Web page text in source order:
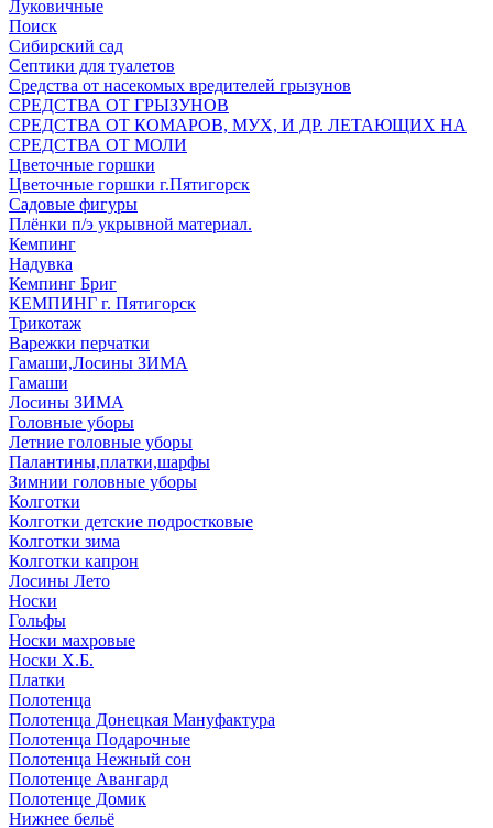
Луковичные
Поиск
Сибирский сад
Септики для туалетов
Средства от насекомых вредителей грызунов
СPEДСТВА ОТ ГРЫЗУНОВ
СРЕДСТВА ОТ КОМАРОВ, МУХ, И ДР. ЛЕТАЮЩИХ НА
СРЕДСТВА ОТ МОЛИ
Цветочные горшки
Цветочные горшки г.Пятигорск
Садовые фигуры
Плёнки п/э укрывной материал.
Кемпинг
Надувка
Кемпинг Бриг
КЕМПИНГ г. Пятигорск
Трикотаж
Варежки перчатки
Гамаши,Лосины ЗИМА
Гамаши
Лосины ЗИМА
Головные уборы
Летние головные уборы
Палантины,платки,шарфы
Зимнии головные уборы
Колготки
Колготки детские подростковые
Колготки зима
Колготки капрон
Лосины Лето
Носки
Гольфы
Носки махровые
Носки Х.Б.
Платки
Полотенца
Полотенца Донецкая Мануфактура
Полотенца Подарочные
Полотенца Нежный сон
Полотенце Авангард
Полотенце Домик
Нижнее бельё